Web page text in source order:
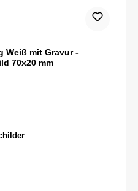
Weiß mit Gravur -
70x20 mm